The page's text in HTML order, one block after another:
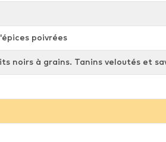
poivrées
noirs à grains. Tanins veloutés et